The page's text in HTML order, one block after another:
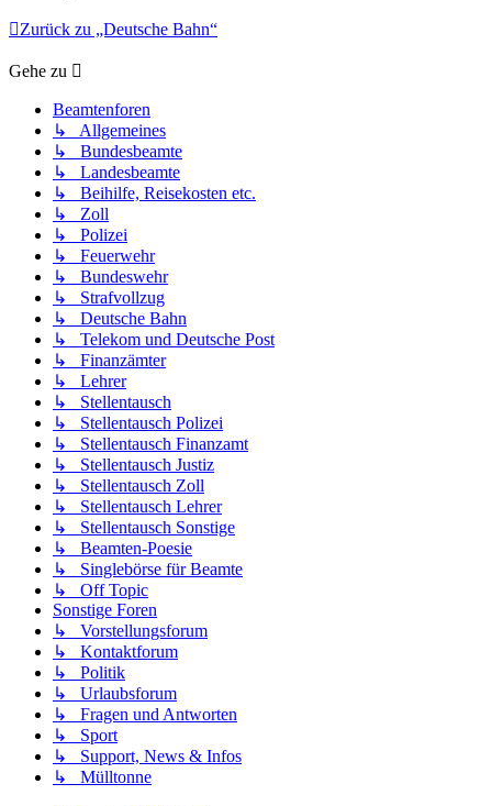
Zurück zu „Deutsche Bahn“
Gehe zu
Beamtenforen
↳ Allgemeines
↳ Bundesbeamte
↳ Landesbeamte
↳ Beihilfe, Reisekosten etc.
↳ Zoll
↳ Polizei
↳ Feuerwehr
↳ Bundeswehr
↳ Strafvollzug
↳ Deutsche Bahn
↳ Telekom und Deutsche Post
↳ Finanzämter
↳ Lehrer
↳ Stellentausch
↳ Stellentausch Polizei
↳ Stellentausch Finanzamt
↳ Stellentausch Justiz
↳ Stellentausch Zoll
↳ Stellentausch Lehrer
↳ Stellentausch Sonstige
↳ Beamten-Poesie
↳ Singlebörse für Beamte
↳ Off Topic
Sonstige Foren
↳ Vorstellungsforum
↳ Kontaktforum
↳ Politik
↳ Urlaubsforum
↳ Fragen und Antworten
↳ Sport
↳ Support, News & Infos
↳ Mülltonne